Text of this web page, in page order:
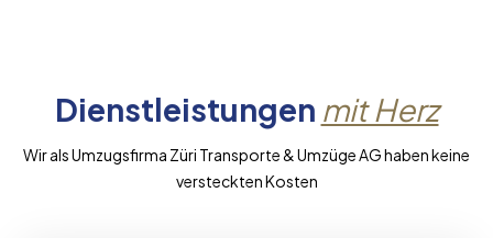
Dienstleistungen mit Herz
Wir als Umzugsfirma Züri Transporte & Umzüge AG haben keine
versteckten Kosten